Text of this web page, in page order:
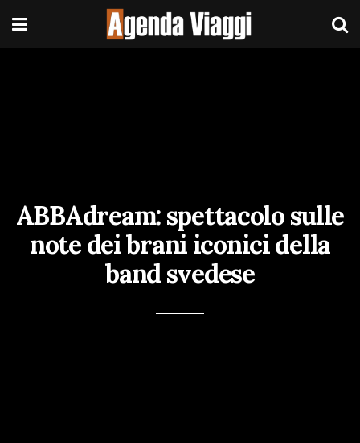
ABBAdream: spettacolo sulle
note dei brani iconici della
band svedese